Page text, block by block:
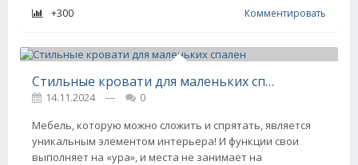
+300 Комментировать
Стильные кровати для маленьких спален
14.11.2024 ---
0
Мебель, которую можно сложить и спрятать, является
уникальным элементом интерьера! И функции свои
выполняет на «ура», и места не занимает на